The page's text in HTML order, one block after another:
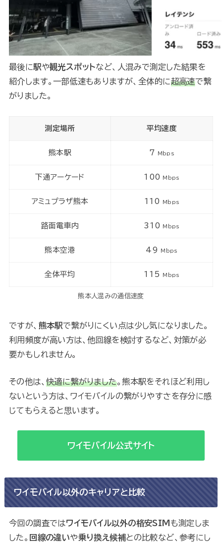
最後に駅や観光スポットなど、人混みで測定した結果を
紹介します。一部低速もありますが、全体的に超高速で繋
がりました。
測定場所 平均速度
熊本駅 7 Mbps
下通アーケード 100 Mbps
アミュプラザ熊本 110 Mbps
路面電車内 310 Mbps
熊本空港 49 Mbps
全体平均 115 Mbps
熊本人混みの通信速度
ですが、 熊本駅で繋がりにくい点は少し気になりました。
利用頻度が高い方は、他回線を検討するなど、対策が必
要かもしれません。
その他は、 快適に繋がりました。熊本駅をそれほど利用し
ないという方は、ワイモバイルの繋がりやすさを存分に感
じてもらえると思います。
ワイモバイル公式サイト
ワイモバイル以外のキャリアと比較
今回の調査ではワイモバイル以外の格安SIM も測定しま
した。 回線の違いや乗り換え候補との比較など、参考にし